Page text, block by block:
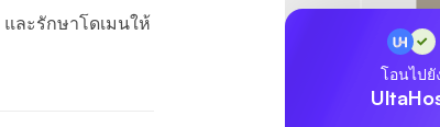
ละรักษาโดเมนให้
โอนไปยั